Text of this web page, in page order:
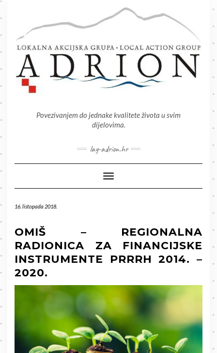
Skip
Povezivanjem do jednake kvalitete života u svim
dijelovima.
lag-adrion.hr
Toggle Navigation
16. listopada 2018.
OMIŠ – REGIONALNA
RADIONICA ZA FINANCIJSKE
INSTRUMENTE PRRRH 2014. –
2020.